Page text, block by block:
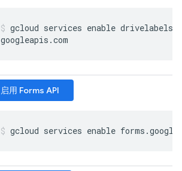
gcloud services enable drivelabels
googleapis .com
启用 Forms API
gcloud services enable forms .